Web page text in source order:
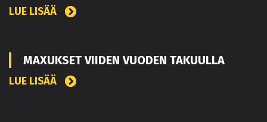
LUE LISÄÄ
MAXUKSET VIIDEN VUODEN TAKUULLA
LUE LISÄÄ